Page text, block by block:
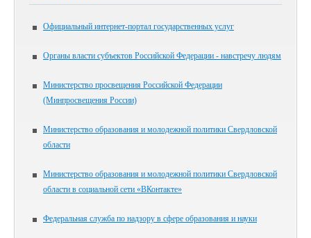
Официальный интернет-портал государственных услуг
Органы власти субъектов Российской Федерации - навстречу людям
Министерство просвещения Российской Федерации
(Минпросвещения России)
Министерство образования и молодежной политики Свердловской
области
Министерство образования и молодежной политики Свердловской
области в социальной сети «ВКонтакте»
Федеральная служба по надзору в сфере образования и науки